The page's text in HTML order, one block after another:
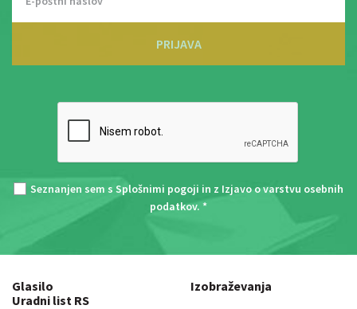
PRIJAVA
Seznanjen sem s Splošnimi pogoji in z Izjavo o varstvu osebnih
podatkov. *
Glasilo
Uradni list RS
Izobraževanja